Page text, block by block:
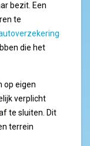
bezit. Een
te
die het
op eigen
verplicht
te sluiten. Dit
terrein